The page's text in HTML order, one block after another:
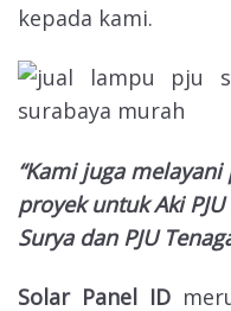
kepada kami.
“Kami juga
proyek untuk Aki
Surya dan PJU
Solar Panel ID